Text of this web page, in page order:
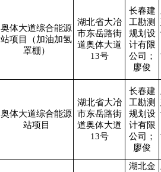
奥体大道综合能源
站项目（加油加氢
罩棚）
湖北省大冶
市东岳路街
道奥体大道
13号
长春建
工勘测
规划设
计有限
公司；
廖俊
奥体大道综合能源
站项目
湖北省大冶
市东岳路街
道奥体大道
13号
长春建
工勘测
规划设
计有限
公司；
廖俊
湖北金